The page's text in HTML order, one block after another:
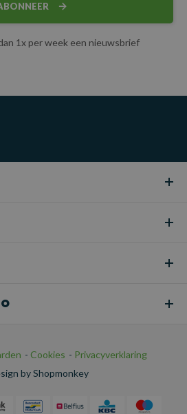
1x per week een nieuwsbrief
- Cookies - Privacyverklaring
by Shopmonkey